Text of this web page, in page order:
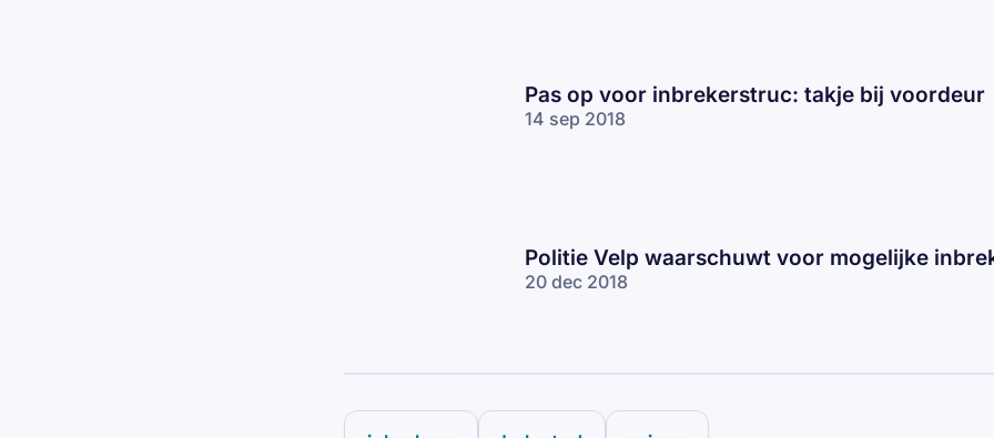
Pas op voor inbrekerstruc: takje bij voordeur
14 sep 2018
Politie Velp waarschuwt voor mogelijke
20 dec 2018